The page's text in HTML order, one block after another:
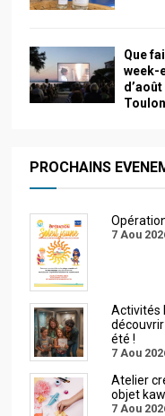
Que
week-
PROCHAINS
7 Aou
Activités
été !
7 Aou
Atelier
objet
7 Aou